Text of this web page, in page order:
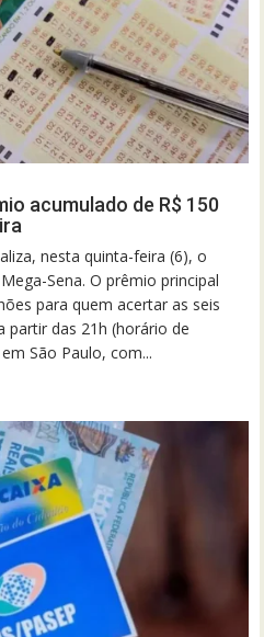
acumulado de R$ 150
nesta quinta-feira (6), o
Sena. O prêmio principal
para quem acertar as seis
partir das 21h (horário de
São Paulo, com...